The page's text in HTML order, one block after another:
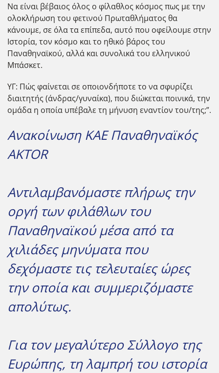
Να είναι βέβαιος όλος ο φίλαθλος κόσμος πως με την
ολοκλήρωση του φετινού Πρωταθλήματος θα
κάνουμε, σε όλα τα επίπεδα, αυτό που οφείλουμε στην
Ιστορία, τον κόσμο και το ηθικό βάρος του
Παναθηναϊκού, αλλά και συνολικά του ελληνικού
Μπάσκετ.
ΥΓ: Πώς φαίνεται σε οποιονδήποτε το να σφυρίζει
διαιτητής (άνδρας/γυναίκα), που διώκεται ποινικά, την
ομάδα η οποία υπέβαλε τη μήνυση εναντίον του/της;”.
Ανακοίνωση ΚΑΕ Παναθηναϊκός
AKTOR
Αντιλαμβανόμαστε πλήρως την
οργή των φιλάθλων του
Παναθηναϊκού μέσα από τα
χιλιάδες μηνύματα που
δεχόμαστε τις τελευταίες ώρες
την οποία και συμμεριζόμαστε
απολύτως.
Για τον μεγαλύτερο Σύλλογο της
Ευρώπης, τη λαμπρή του ιστορία